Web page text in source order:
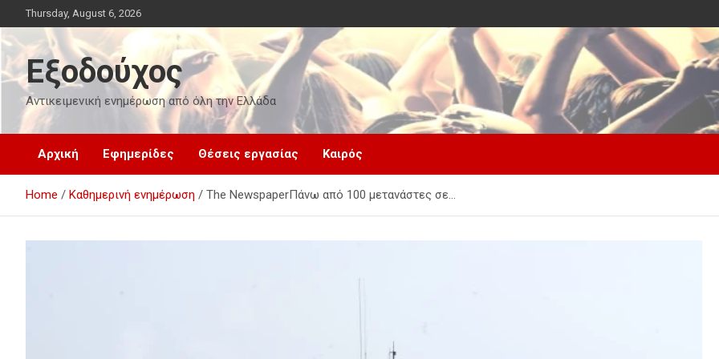
to
content
Thursday, August 6, 2026
Εξοδούχος
Αντικειμενική ενημέρωση από όλη την Ελλάδα
Αρχική Εφημερίδες Θέσεις εργασίας Καιρός
Home Καθημερινή ενημέρωση The NewspaperΠάνω από 100 μετανάστες σε…